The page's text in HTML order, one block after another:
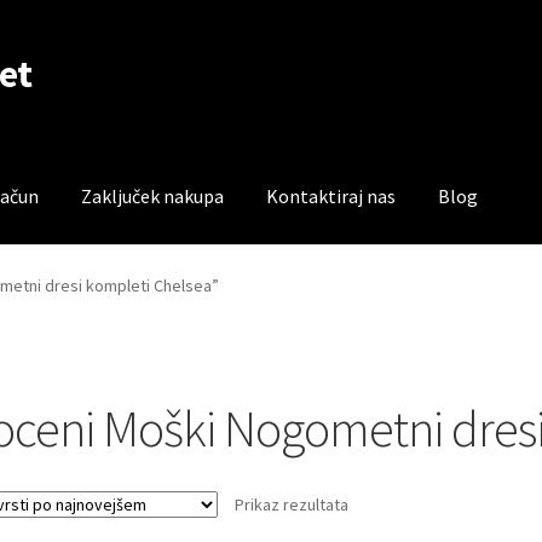
Zaključek nakupa Kontaktiraj nas Blog
Trgovina Zaključek nakupa
dresi kompleti Chelsea”
Moški Nogometni
Prikaz rezultata